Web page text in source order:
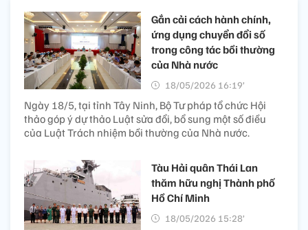
Gắn cải cách hành chính,
ứng dụng chuyển đổi số
trong công tác bồi thường
của Nhà nước
18/05/2026 16:19’
Ngày 18/5, tại tỉnh Tây Ninh, Bộ Tư pháp tổ chức Hội
thảo góp ý dự thảo Luật sửa đổi, bổ sung một số điều
của Luật Trách nhiệm bồi thường của Nhà nước.
Tàu Hải quân Thái Lan
thăm hữu nghị Thành phố
Hồ Chí Minh
18/05/2026 15:28’